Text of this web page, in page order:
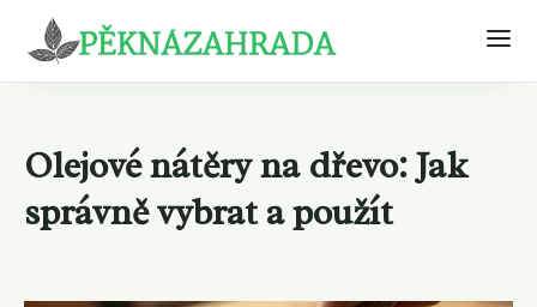
Olejové nátěry na dřevo: Jak
správně vybrat a použít